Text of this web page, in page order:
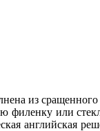
из
филенку или
английская